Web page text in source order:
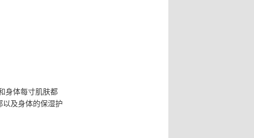
身体每寸肌肤都
以及身体的保湿护